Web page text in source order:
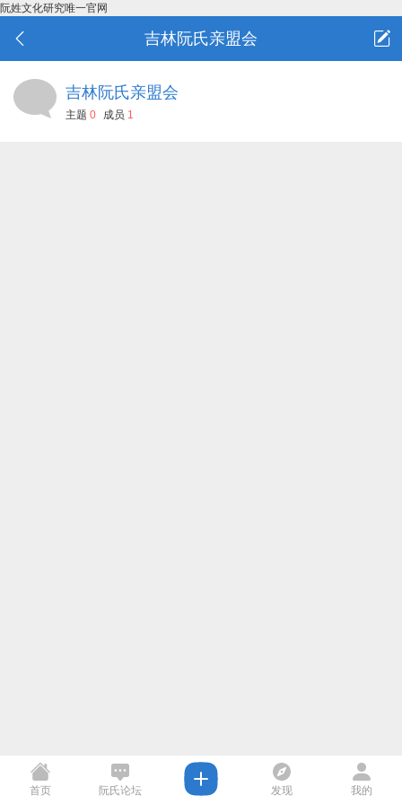
阮姓文化研究唯一官网
吉林阮氏亲盟会
吉林阮氏亲盟会
主题 0 成员 1
首页 阮氏论坛 发现 我的